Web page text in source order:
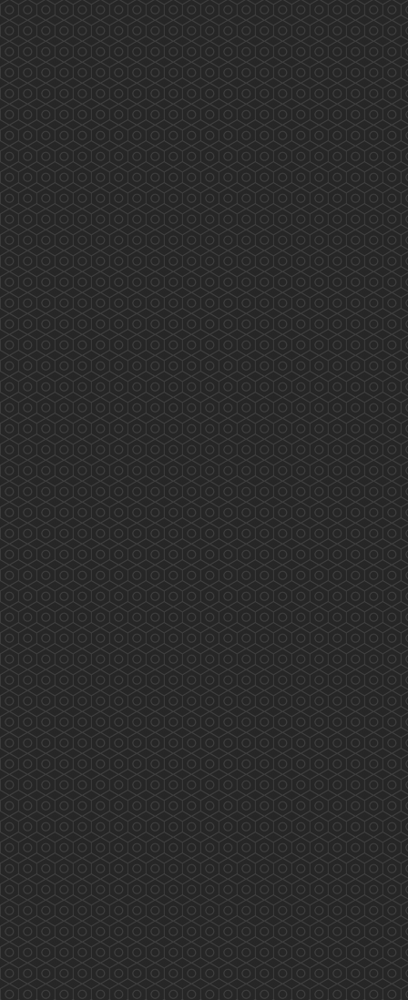
2019施政報告醫療界諮詢會(2019.07.30)
2019施政報告醫療界諮詢會(2019年7月30日) 龐
愛蘭主席代表香港藥學會出席是次諮詢會，以下
是她的發言重點: 因為歷史和不合時宜的法例，
令香港藥劑師不同於外國，專業發揮空間被長期
壓制！身為藥劑師都希望能發揮所長，貢獻社
會，但苦無太多機會。（本地兩間大學藥劑學位
課程均由納稅人資助） 鑒於會上的醫生和護士都
人手短缺，藥劑師是藥物專家，可分擔部分醫療
工...
More
藥劑及毒藥管理局「藥劑師專業發展專案組」 會
議內容重點 (2019.4.2)
2019年4月2日藥劑及毒藥管理局「藥劑師專業發
展專案組」 會議內容重點 會議由8個團體代表
參與，內容主要由局方介紹美國、英國、澳洲、
加拿大、新加坡及中國等地區藥劑師的持續教育
情況及香港藥劑及毒藥管理局、美國、英國、澳
洲、加拿大及中國Pharmacy Council 的情況。
香港藥學會要求Term of Refe...
More
相「藥」在沙田 (2019.07.19)
2019/07/19 香港藥學會 香港藥學會慈善基金 相
「藥」在沙田 沙田區長者安全用藥推廣及實踐計
劃除了研究報告，藥劑師藥物諮詢計劃外，還有
老友記參與成為「安全用藥大使」。 百多位老友
記今天終於全部完成所有要求，並獲頒委任狀。
他/她們會繼續在朋輩推廣安全用藥，而香港藥學
會慈善基金亦透過兩位大學生義工，在滂沱大雨
中將小册子、證書及禮物等送達九間長者中心。
...
More
老有所醫「流動綜合診所」(2019.07.07)
香港藥學會PSHK 香港藥學會慈善基金PSCF 老
有所醫「流動綜合診所」 藥劑師與您 攜手保安
康 專業展關懷 服務人為本 多位香港藥學會藥
劑師參與 老有所醫「流動綜合診所」提供專業服
務： Scarlett Pong, Peter Suen, Rex Ng,
Kathleen Kung, Dick...
More
香港藥學會大灣區（深圳）考察團
香港藥學會大灣區（深圳）考察團 (2018年11月
16至18日) 外訪單位及內容： 2018年11月16日
(星期五)下午：與深圳衛計委交流，內容包括：
1. 國內醫保體制如何運作？ 2.香港同深圳在醫療
藥物方面可有合作空間？ 3.推進醫藥衛生體制改
革；組織實施基本藥物制度；健全、完善公共衛
生服務體系和醫療服務體系，推進基本公共衛生
服務均等化。 4.組...
More
Hong Kong Pharmaceutical Journal
VOL 30 - NO.3 (SEP-DEC 2024)...
More
PSHK Practical Flu and Seasonal Vaccinations
Training Workshop
PSHK Practical Flu and Seasonal Vaccinations
Training Workshop (14 Nov 2018) PSHK will
offer you Face-to-Face training/workshop on
vaccination technique. The instructor is Mr. Alex
Leung, FRS...
More